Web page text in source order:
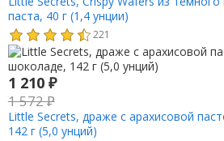
паста, 40 г (1,4 унции)
221
1 210 ₽
1 572₽
Little Secrets, драже с арахисовой
142 г (5,0 унций)